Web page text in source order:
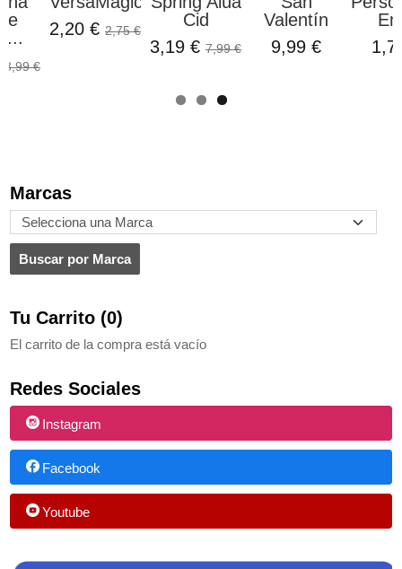
Marcas
Tu Carrito (0)
El carrito de la compra está vacío
Redes Sociales
Instagram
Facebook
Youtube
3,99 €
2,20 € 2,75 €
Cid
3,19 € 7,99 €
Valentín
9,99 €